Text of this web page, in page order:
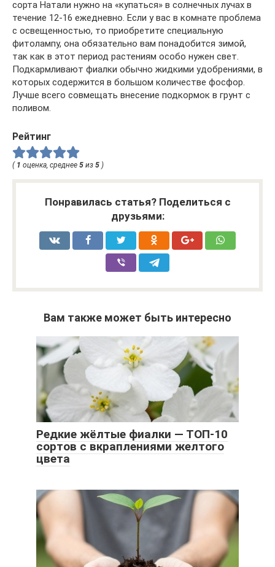
сорта Натали нужно на «купаться» в солнечных лучах в
течение 12-16 ежедневно. Если у вас в комнате проблема
с освещенностью, то приобретите специальную
фитолампу, она обязательно вам понадобится зимой,
так как в этот период растениям особо нужен свет.
Подкармливают фиалки обычно жидкими удобрениями, в
которых содержится в большом количестве фосфор.
Лучше всего совмещать внесение подкормок в грунт с
поливом.
Рейтинг
( 1 оценка, среднее 5 из 5 )
Понравилась статья? Поделиться с
друзьями:
Вам также может быть интересно
Редкие жёлтые фиалки — ТОП-10
сортов с вкраплениями желтого
цвета